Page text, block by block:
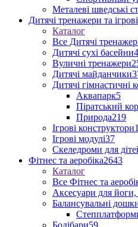
Металеві шведські
Дитячі тренажери та
Каталог
Все Дитячі
Дитячі сухі басейни
Вуличні тренажери
Дитячі майданчики
Дитячі гімнастичні
Аквапарк5
Піратський
Природа219
Ігрові конструктори
Ігрові модулі37
Скеледроми для
Фітнес та аеробіка2643
Каталог
Все Фітнес та
Аксесуари для йоги,
Балансувальні
Бодібари59